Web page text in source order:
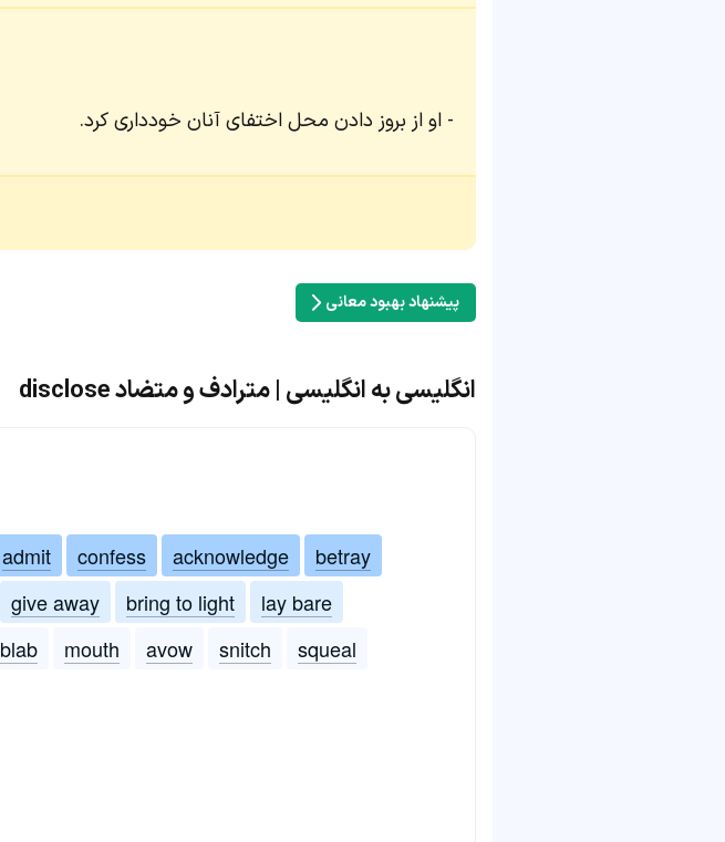
او از بروز دادن محل اختفای آنان خودداری کرد.
پیشنهاد بهبود معانی
انگلیسی به انگلیسی | مترادف و متضاد disclose
admit confess acknowledge
betray
give away bring to light
lay bare
blab mouth avow snitch
squeal